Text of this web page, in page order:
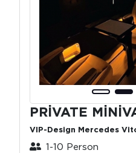
PRİVATE
VIP-Design Mercedes
1-10 Person